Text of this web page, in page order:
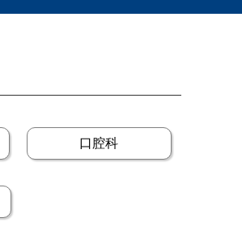
口腔科